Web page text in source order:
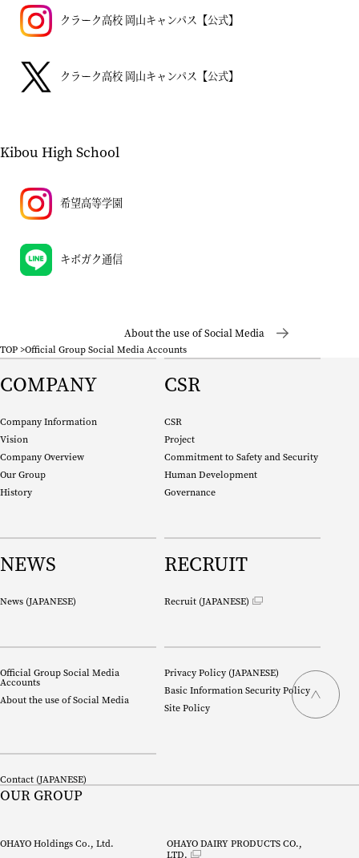
クラーク高校 岡山キャンパス【公式】
クラーク高校 岡山キャンパス【公式】
Kibou High School
希望高等学園
キボガク通信
About the use of Social Media
TOP Official Group Social Media Accounts
COMPANY
Company Information
Vision
Company Overview
Our Group
History
CSR
CSR
Project
Commitment to Safety and Security
Human Development
Governance
NEWS
News (JAPANESE)
RECRUIT
Recruit (JAPANESE)
Official Group Social Media
Accounts
About the use of Social Media
Privacy Policy (JAPANESE)
Basic Information Security Policy
Site Policy
Contact (JAPANESE)
OUR GROUP
OHAYO Holdings Co., Ltd.
OHAYO DAIRY PRODUCTS CO.,
LTD.